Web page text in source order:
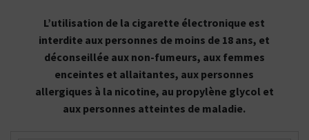
L’utilisation de la cigarette électronique est
interdite aux personnes de moins de 18 ans, et
déconseillée aux non-fumeurs, aux femmes
enceintes et allaitantes, aux personnes
allergiques à la nicotine, au propylène glycol et
aux personnes atteintes de maladie.